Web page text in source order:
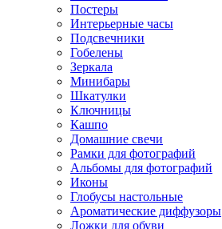
Постеры
Интерьерные часы
Подсвечники
Гобелены
Зеркала
Минибары
Шкатулки
Ключницы
Кашпо
Домашние свечи
Рамки для фотографий
Альбомы для фотографий
Иконы
Глобусы настольные
Ароматические диффузоры
Ложки для обуви